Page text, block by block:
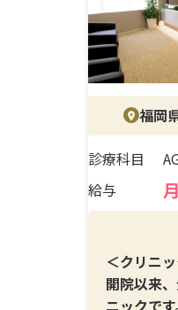
福岡
診療科目
給与
＜クリニ
開院以来
ニックで